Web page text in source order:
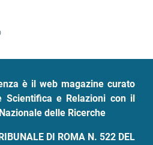
è il web magazine curato
Scientifica e Relazioni con il
delle Ricerche
DI ROMA N. 522 DEL